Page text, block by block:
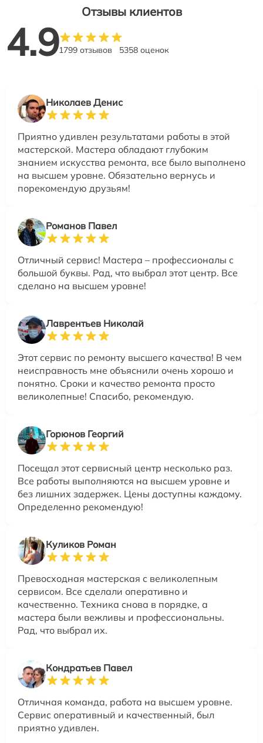
Отзывы клиентов
4.91799 отзывов 5358 оценок
Николаев Денис
Приятно удивлен результатами работы в этой
мастерской. Мастера обладают глубоким
знанием искусства ремонта, все было выполнено
на высшем уровне. Обязательно вернусь и
порекомендую друзьям!
Романов Павел
Отличный сервис! Мастера – профессионалы с
большой буквы. Рад, что выбрал этот центр. Все
сделано на высшем уровне!
Лаврентьев Николай
Этот сервис по ремонту высшего качества! В чем
неисправность мне объяснили очень хорошо и
понятно. Сроки и качество ремонта просто
великолепные! Спасибо, рекомендую.
Горюнов Георгий
Посещал этот сервисный центр несколько раз.
Все работы выполняются на высшем уровне и
без лишних задержек. Цены доступны каждому.
Определенно рекомендую!
Куликов Роман
Превосходная мастерская с великолепным
сервисом. Все сделали оперативно и
качественно. Техника снова в порядке, а
мастера были вежливы и профессиональны.
Рад, что выбрал их.
Кондратьев Павел
Отличная команда, работа на высшем уровне.
Сервис оперативный и качественный, был
приятно удивлен.